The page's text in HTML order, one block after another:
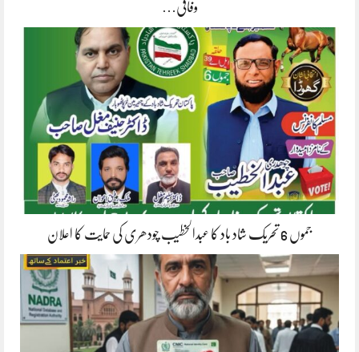
وفاقی…
جموں 6 تحریک شاد باد کا عبدالخطیب چودھری کی حمایت کا اعلان